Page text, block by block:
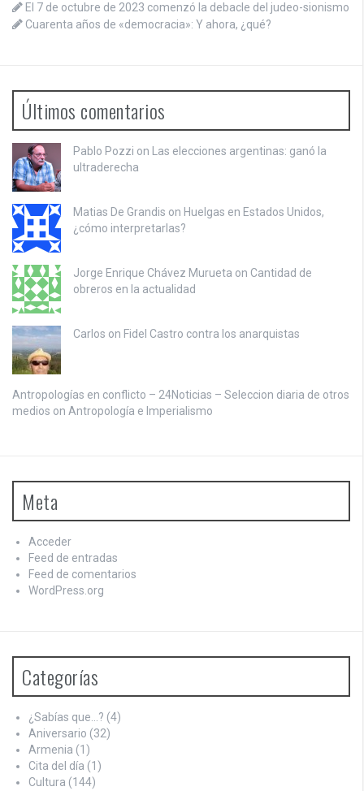
El 7 de octubre de 2023 comenzó la debacle del judeo-sionismo
Cuarenta años de «democracia»: Y ahora, ¿qué?
Últimos comentarios
Pablo Pozzi on Las elecciones argentinas: ganó la
ultraderecha
Matias De Grandis on Huelgas en Estados Unidos,
¿cómo interpretarlas?
Jorge Enrique Chávez Murueta on Cantidad de
obreros en la actualidad
Carlos on Fidel Castro contra los anarquistas
Antropologías en conflicto – 24Noticias – Seleccion diaria de otros
medios on Antropología e Imperialismo
Meta
Acceder
Feed de entradas
Feed de comentarios
WordPress.org
Categorías
¿Sabías que…? (4)
Aniversario (32)
Armenia (1)
Cita del día (1)
Cultura (144)